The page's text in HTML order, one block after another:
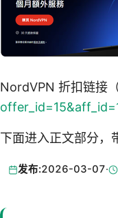
NordVPN 折扣链接
下面进入正文部分，
发布:2026-03-07·